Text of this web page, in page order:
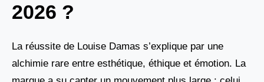
2026 ?
La réussite de Louise Damas s’explique par une
alchimie rare entre esthétique, éthique et émotion. La